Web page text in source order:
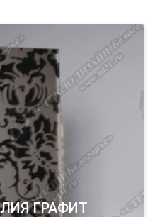
ГРАФИТ